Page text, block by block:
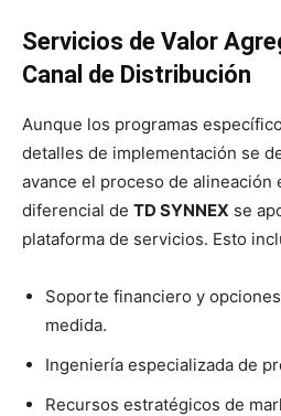
Servicios de Valor
Canal de Distribución
Aunque los programas
detalles de implementación se
avance el proceso de alineación
diferencial de TD SYNNEX se
plataforma de servicios. Esto
Soporte financiero y
medida.
Ingeniería especializada de
Recursos estratégicos de